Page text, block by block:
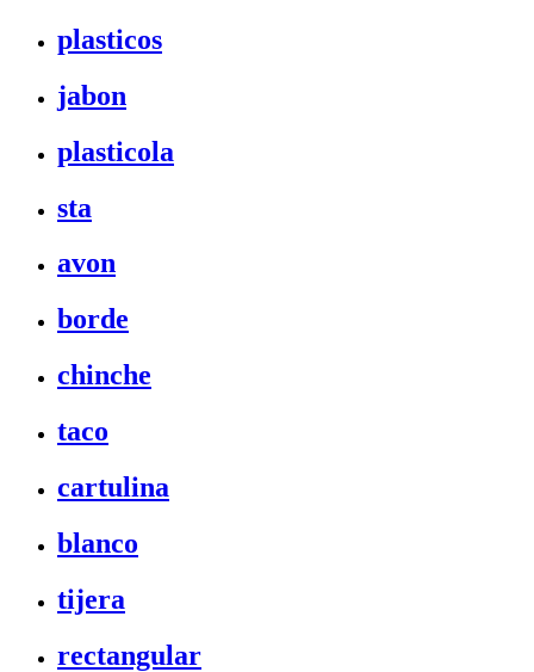
plasticos
jabon
plasticola
sta
avon
borde
chinche
taco
cartulina
blanco
tijera
rectangular